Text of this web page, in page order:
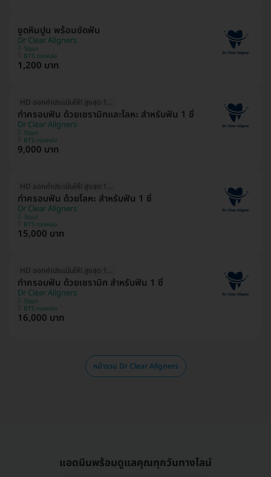
ขูดหินปูน พร้อมขัดฟัน
Dr Clear Aligners
วัฒนา
BTS ทองหล่อ
1,200 บาท
HD ออกค่าประเมินให้! สูงสุด 1000 บ.
ทำครอบฟัน ด้วยเซรามิกและโลหะ สำหรับฟัน 1 ซี่
Dr Clear Aligners
วัฒนา
BTS ทองหล่อ
9,000 บาท
HD ออกค่าประเมินให้! สูงสุด 1500 บ.
ทำครอบฟัน ด้วยโลหะ สำหรับฟัน 1 ซี่
Dr Clear Aligners
วัฒนา
BTS ทองหล่อ
15,000 บาท
HD ออกค่าประเมินให้! สูงสุด 1500 บ.
ทำครอบฟัน ด้วยเซรามิก สำหรับฟัน 1 ซี่
Dr Clear Aligners
วัฒนา
BTS ทองหล่อ
16,000 บาท
หน้ารวม Dr Clear Aligners
แอดมินพร้อมดูแลคุณทุกวันทางไลน์